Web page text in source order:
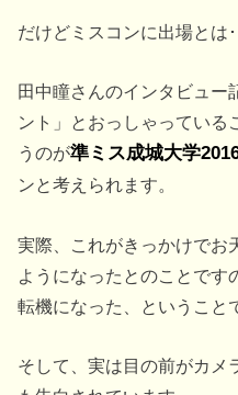
だけどミスコンに出場とは
田中瞳さんのインタビュー
ント」とおっしゃっている
うのが準ミス成城大学
ンと考えられます。
実際、これがきっかけでお
ようになったとのことで
転機になった、ということ
そして、実は目の前がカメ